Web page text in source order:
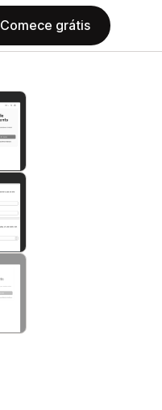
Comece grátis